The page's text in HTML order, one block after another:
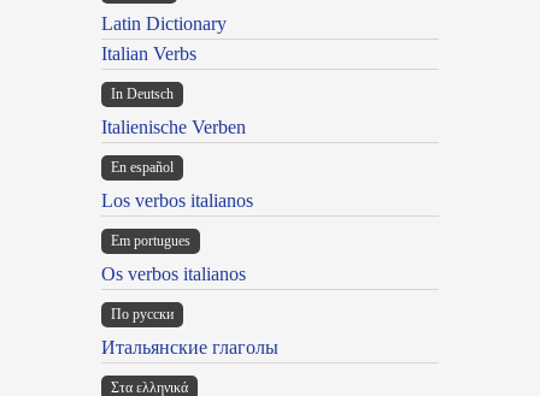
Latin Dictionary
Italian Verbs
In Deutsch
Italienische Verben
En español
Los verbos italianos
Em portugues
Os verbos italianos
По русски
Итальянские глаголы
Στα ελληνικά